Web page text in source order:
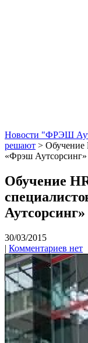
Новости "ФРЭШ
решают > Обучение
«Фрэш Аутсорсинг»
Обучение
Аутсорсинг»
30/03/2015
| Комментариев нет